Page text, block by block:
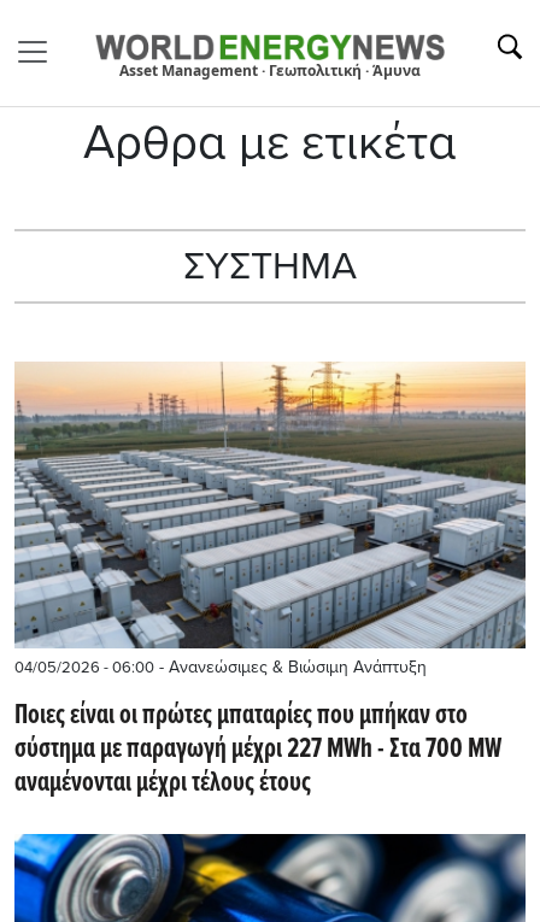
Asset Management · Γεωπολιτική · Άμυνα
Αρθρα με ετικέτα
ΣΥΣΤΗΜΑ
04/05/2026 - 06:00 - Ανανεώσιμες & Βιώσιμη Ανάπτυξη
Ποιες είναι οι πρώτες μπαταρίες που μπήκαν στο
σύστημα με παραγωγή μέχρι 227 MWh - Στα 700 MW
αναμένονται μέχρι τέλους έτους